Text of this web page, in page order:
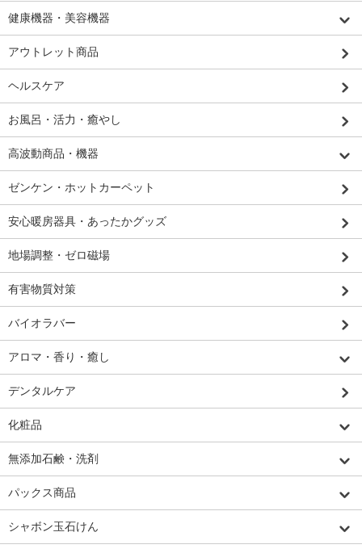
健康機器・美容機器
アウトレット商品
ヘルスケア
お風呂・活力・癒やし
高波動商品・機器
ゼンケン・ホットカーペット
安心暖房器具・あったかグッズ
地場調整・ゼロ磁場
有害物質対策
バイオラバー
アロマ・香り・癒し
デンタルケア
化粧品
無添加石鹸・洗剤
パックス商品
シャボン玉石けん